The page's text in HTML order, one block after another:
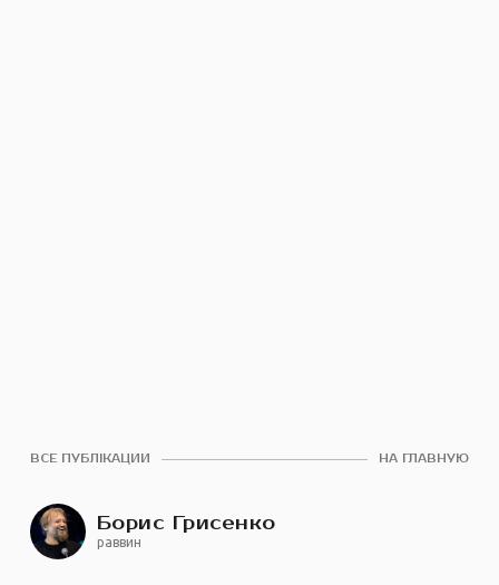
ВСЕ ПУБЛІКАЦИИ НА ГЛАВНУЮ
Борис Грисенко
раввин